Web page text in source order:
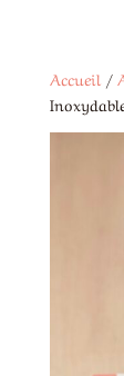
Accueil/